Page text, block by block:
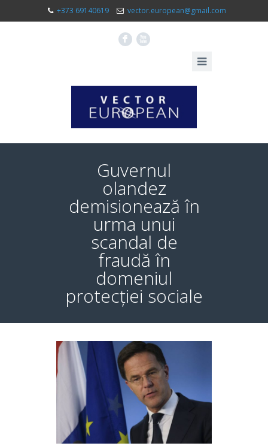
+373 69140619 vector.european@gmail.com
F X
Guvernul
olandez
demisionează în
urma unui
scandal de
fraudă în
domeniul
protecției sociale